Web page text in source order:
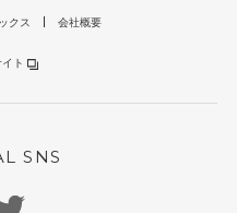
クス 会社概要
ト
SNS